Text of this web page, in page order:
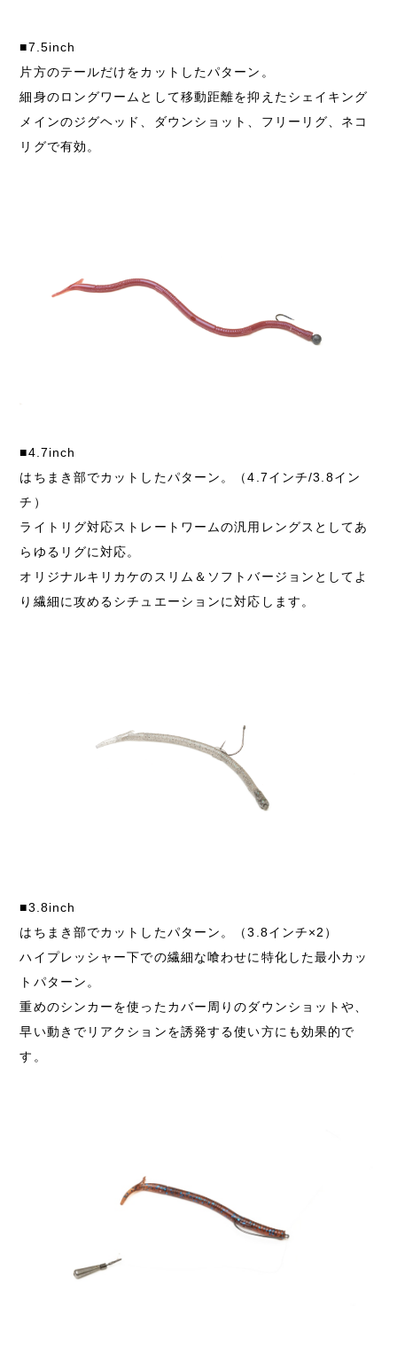
■7.5inch
片方のテールだけをカットしたパターン。
細身のロングワームとして移動距離を抑えたシェイキング
メインのジグヘッド、ダウンショット、フリーリグ、ネコ
リグで有効。
■4.7inch
はちまき部でカットしたパターン。（4.7インチ/3.8イン
チ）
ライトリグ対応ストレートワームの汎用レングスとしてあ
らゆるリグに対応。
オリジナルキリカケのスリム＆ソフトバージョンとしてよ
り繊細に攻めるシチュエーションに対応します。
■3.8inch
はちまき部でカットしたパターン。（3.8インチ×2）
ハイプレッシャー下での繊細な喰わせに特化した最小カッ
トパターン。
重めのシンカーを使ったカバー周りのダウンショットや、
早い動きでリアクションを誘発する使い方にも効果的で
す。